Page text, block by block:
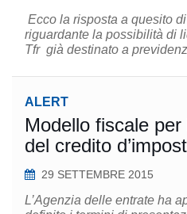
Ecco la risposta a quesito
riguardante la possibilità di
Tfr già destinato a
ALERT
Modello fiscale
del credito
29 SETTEMBRE 2015
L’Agenzia delle entrate ha